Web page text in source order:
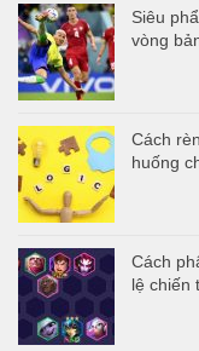
Siêu
vòng
Cách
huống
Cách
lệ chiến